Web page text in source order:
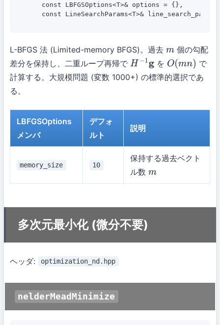
    const LBFGSOptions<T>& options = {},
const LineSearchParams<T>&
L-BFGS 法 (Limited-memory BFGS)。過去 m 個の勾配
差分を保持し、二重ループ再帰で H− g を O(mn)
で
計算する。大規模問題 (変数 1000+) の標準的選択であ
る。
LBFGSOptions
メンバ
デフォ
ルト
説明
memory_size 10
保持する過去ベクト
ル数 m
多次元最小化 (微分不要)
ヘッダ: optimization_nd.hpp
nelderMeadMinimize